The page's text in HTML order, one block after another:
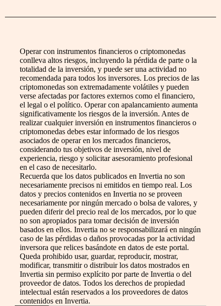
Operar con instrumentos financieros o criptomonedas
conlleva altos riesgos, incluyendo la pérdida de parte o la
totalidad de la inversión, y puede ser una actividad no
recomendada para todos los inversores. Los precios de las
criptomonedas son extremadamente volátiles y pueden
verse afectadas por factores externos como el financiero,
el legal o el político. Operar con apalancamiento aumenta
significativamente los riesgos de la inversión. Antes de
realizar cualquier inversión en instrumentos financieros o
criptomonedas debes estar informado de los riesgos
asociados de operar en los mercados financieros,
considerando tus objetivos de inversión, nivel de
experiencia, riesgo y solicitar asesoramiento profesional
en el caso de necesitarlo.
Recuerda que los datos publicados en Invertia no son
necesariamente precisos ni emitidos en tiempo real. Los
datos y precios contenidos en Invertia no se proveen
necesariamente por ningún mercado o bolsa de valores, y
pueden diferir del precio real de los mercados, por lo que
no son apropiados para tomar decisión de inversión
basados en ellos. Invertia no se responsabilizará en ningún
caso de las pérdidas o daños provocadas por la actividad
inversora que relices basándote en datos de este portal.
Queda prohibido usar, guardar, reproducir, mostrar,
modificar, transmitir o distribuir los datos mostrados en
Invertia sin permiso explícito por parte de Invertia o del
proveedor de datos. Todos los derechos de propiedad
intelectual están reservados a los proveedores de datos
contenidos en Invertia.